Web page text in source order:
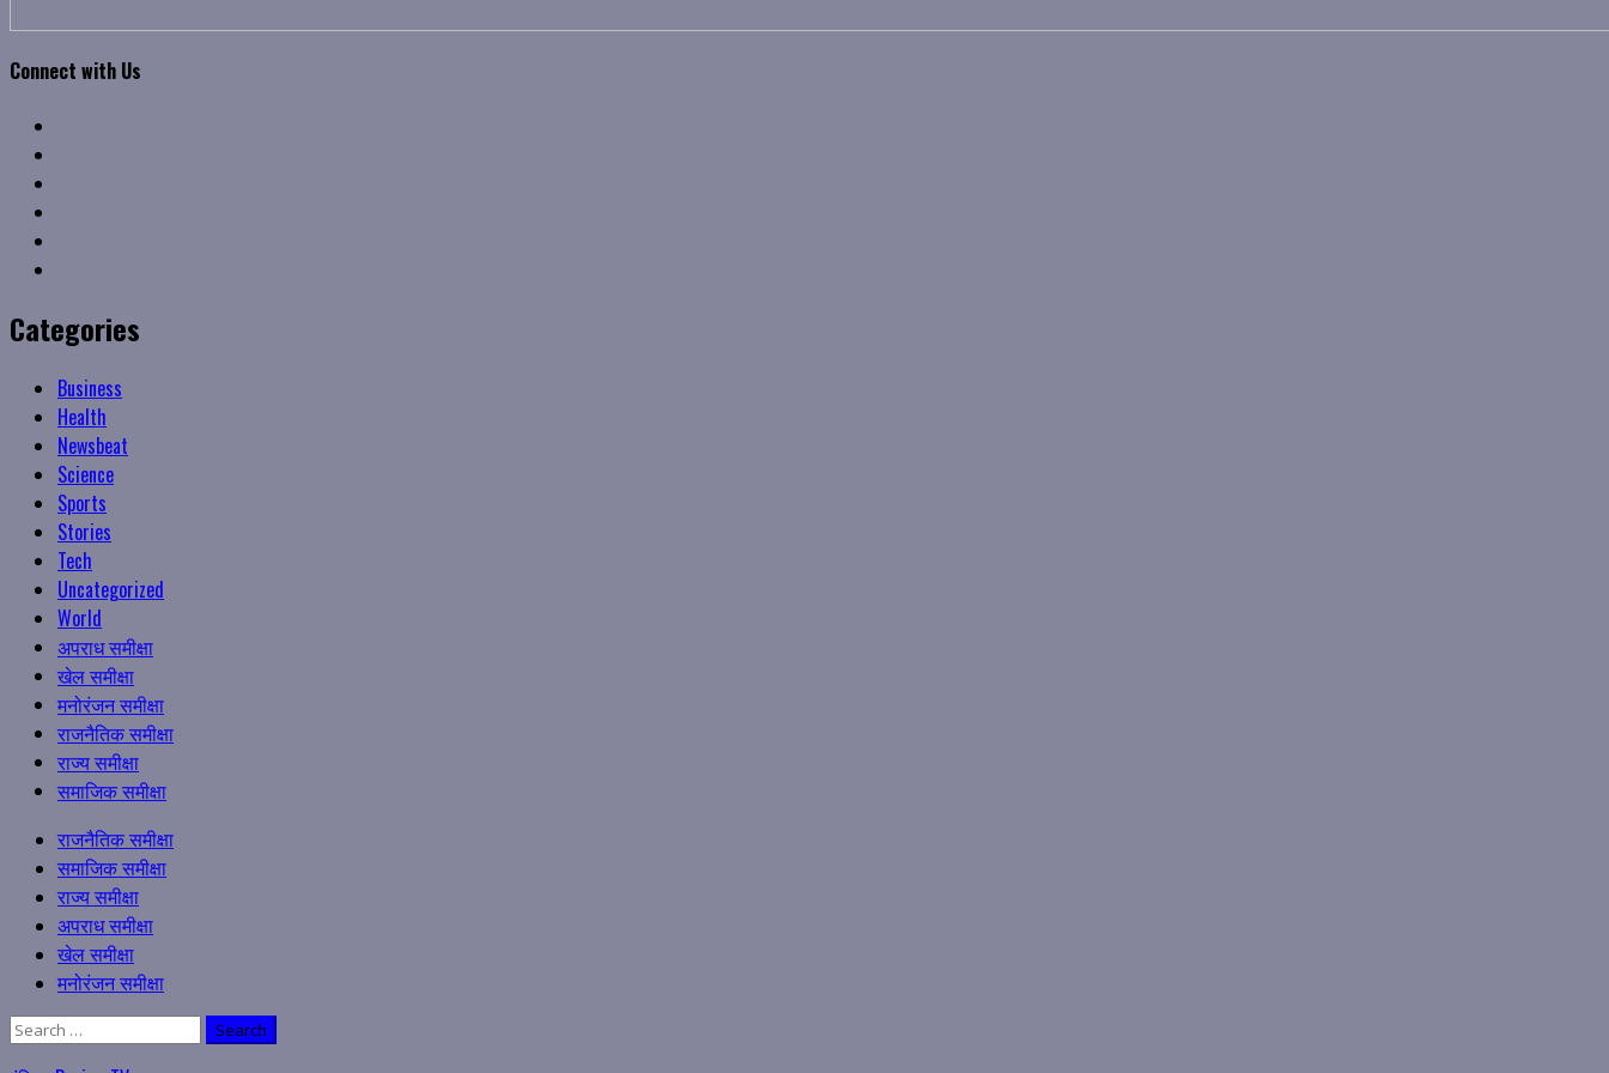
Connect with Us
Categories
Business
Health
Newsbeat
Science
Sports
Stories
Tech
Uncategorized
World
अपराध समीक्षा
खेल समीक्षा
मनोरंजन समीक्षा
राजनैतिक समीक्षा
राज्य समीक्षा
समाजिक समीक्षा
Primary
Menu
राजनैतिक समीक्षा
समाजिक समीक्षा
राज्य समीक्षा
अपराध समीक्षा
खेल समीक्षा
मनोरंजन समीक्षा
Search